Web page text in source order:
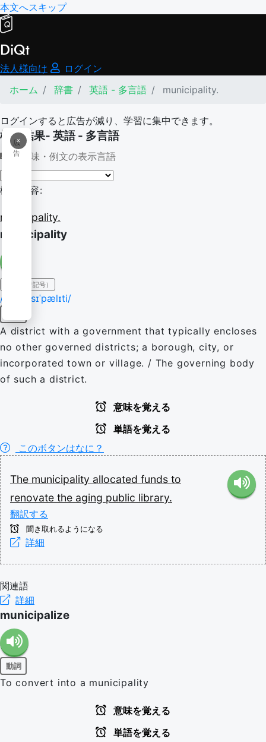
本文へスキップ
DiQt
法人様向け
ログイン
ホーム
辞書 英語 - 多言語 municipality.
ログインすると広告が減り、学習に集中できます。
×
広
告
検索結果- 英語 - 多言語
意味・例文の表示言語
検索内容:
municipality.
municipality
IPA（発音記号）
/mjʊˌnɪsɪˈpælɪti/
A district with a government that typically encloses
no other governed districts; a borough, city, or
incorporated town or village. / The governing body
of such a district.
意味を覚える
単語を覚える
このボタンはなに？
The municipality allocated funds to
renovate the aging public library.
翻訳する
聞き取れるようになる
詳細
関連語
詳細
municipalize
動詞
To convert into a municipality
意味を覚える
単語を覚える